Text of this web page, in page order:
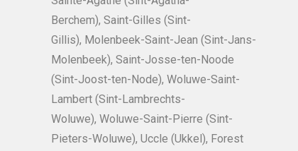
Berchem), Saint-Gilles (Sint-
Gillis), Molenbeek-Saint-Jean (Sint-Jans-
Molenbeek), Saint-Josse-ten-Noode
(Sint-Joost-ten-Node), Woluwe-Saint-
Lambert (Sint-Lambrechts-
Woluwe), Woluwe-Saint-Pierre (Sint-
Pieters-Woluwe), Uccle (Ukkel), Forest